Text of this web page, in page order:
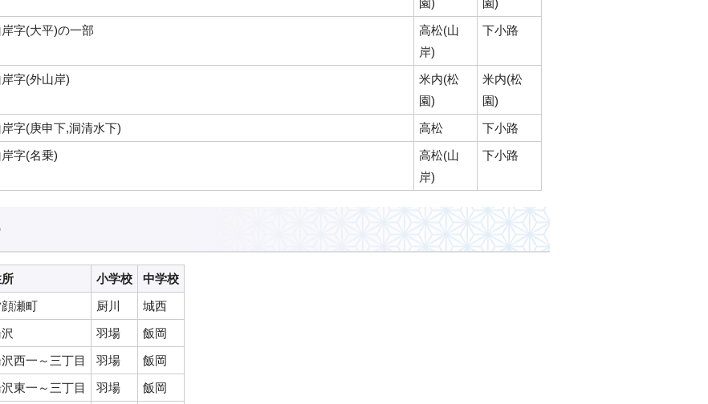
園)
園)
岸字(大平)の一部
高松(山
岸)
下小路
字(外山岸)
米内(松
園)
米内(松
園)
岸字(庚申下,洞清水下)
高松
下小路
字(名乗)
高松(山
岸)
下小路
小学校
中学校
瀬町
厨川
城西
羽場
飯岡
西一～三丁目
羽場
飯岡
東一～三丁目
羽場
飯岡